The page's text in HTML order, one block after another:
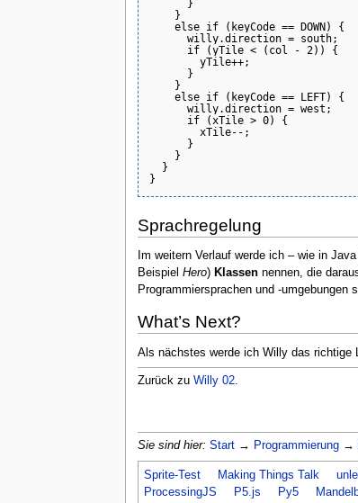
      }
    }
    else if (keyCode == DOWN) {
      willy.direction = south;
      if (yTile < (col - 2)) {
        yTile++;
      }
    }
    else if (keyCode == LEFT) {
      willy.direction = west;
      if (xTile > 0) {
        xTile--;
      }
    }
  }
Sprachregelung
Im weitern Verlauf werde ich – wie in
Beispiel Hero) Klassennennen, die
Programmiersprachen und -
What’s Next?
Als nächstes werde ich Willy das richtige
Zurück zu Willy 02.
Sie sind hier: Start→ Programmierung→
Sprite-Test Making Things Talk
ProcessingJS
P5.js Py5